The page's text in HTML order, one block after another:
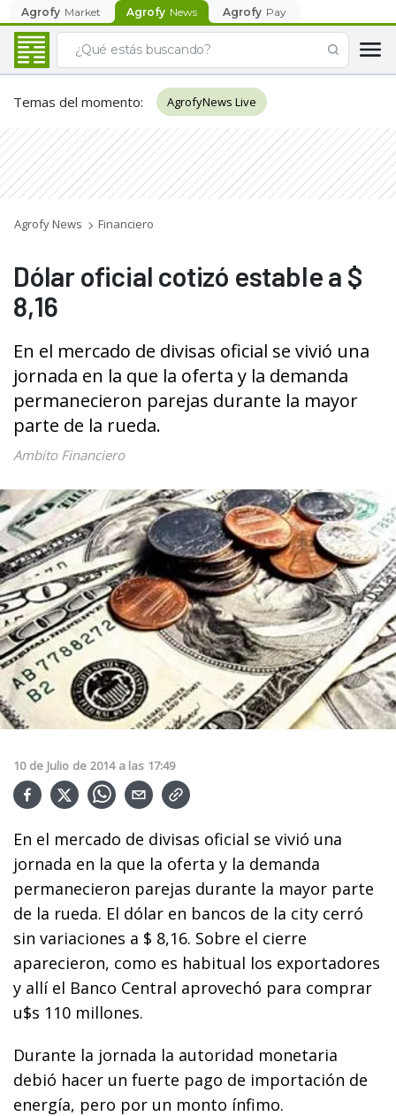
Agrofy Market Agrofy News Agrofy Pay
Temas del momento: AgrofyNews Live
Agrofy News Financiero
Dólar oficial cotizó estable a $
8,16
En el mercado de divisas oficial se vivió una
jornada en la que la oferta y la demanda
permanecieron parejas durante la mayor
parte de la rueda.
Ambito Financiero
10 de Julio de 2014 a las 17:49
En el mercado de divisas oficial se vivió una
jornada en la que la oferta y la demanda
permanecieron parejas durante la mayor parte
de la rueda. El dólar en bancos de la city cerró
sin variaciones a $ 8,16. Sobre el cierre
aparecieron, como es habitual los exportadores
y allí el Banco Central aprovechó para comprar
u$s 110 millones.
Durante la jornada la autoridad monetaria
debió hacer un fuerte pago de importación de
energía, pero por un monto ínfimo.